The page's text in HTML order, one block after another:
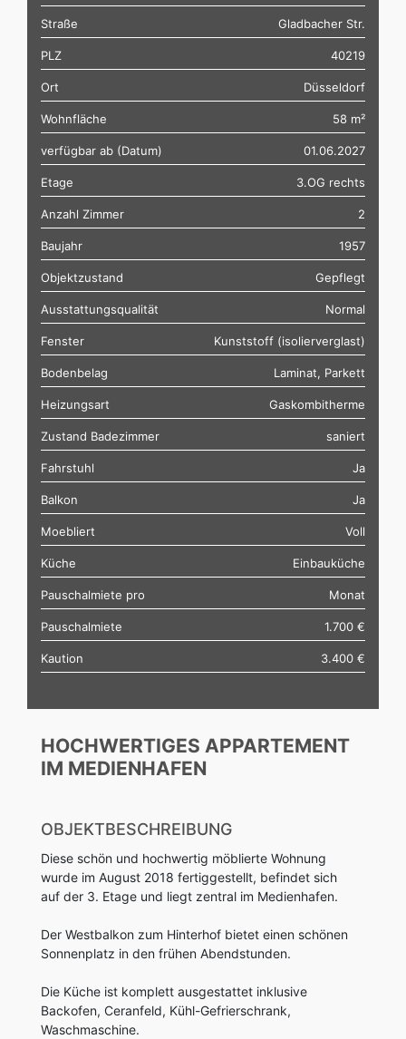
Straße Gladbacher Str.
PLZ 40219
Ort Düsseldorf
Wohnfläche 58 m²
verfügbar ab (Datum) 01.06.2027
Etage 3.OG rechts
Anzahl Zimmer 2
Baujahr 1957
Objektzustand Gepflegt
Ausstattungsqualität Normal
Fenster Kunststoff (isolierverglast)
Bodenbelag Laminat, Parkett
Heizungsart Gaskombitherme
Zustand Badezimmer saniert
Fahrstuhl Ja
Balkon Ja
Moebliert Voll
Küche Einbauküche
Pauschalmiete pro Monat
Pauschalmiete 1.700 €
Kaution 3.400 €
HOCHWERTIGES APPARTEMENT
IM MEDIENHAFEN
OBJEKTBESCHREIBUNG
Diese schön und hochwertig möblierte Wohnung
wurde im August 2018 fertiggestellt, befindet sich
auf der 3. Etage und liegt zentral im Medienhafen.
Der Westbalkon zum Hinterhof bietet einen schönen
Sonnenplatz in den frühen Abendstunden.
Die Küche ist komplett ausgestattet inklusive
Backofen, Ceranfeld, Kühl-Gefrierschrank,
Waschmaschine.